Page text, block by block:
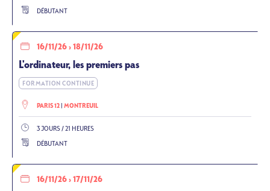
DÉBUTANT
16/11/26 › 18/11/26
L'ordinateur, les premiers pas
FORMATION CONTINUE
PARIS 12 MONTREUIL
3 JOURS / 21 HEURES
DÉBUTANT
16/11/26 › 17/11/26